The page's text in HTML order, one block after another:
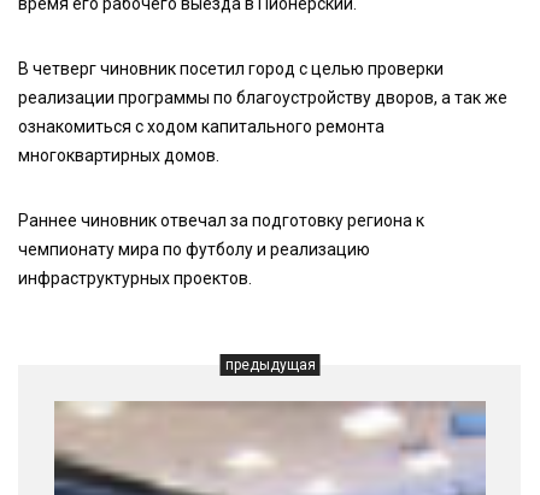
В четверг чиновник посетил город с целью проверки
реализации программы по благоустройству дворов, а так же
ознакомиться с ходом капитального ремонта
многоквартирных домов.
Раннее чиновник отвечал за подготовку региона к
чемпионату мира по футболу и реализацию
инфраструктурных проектов.
предыдущая